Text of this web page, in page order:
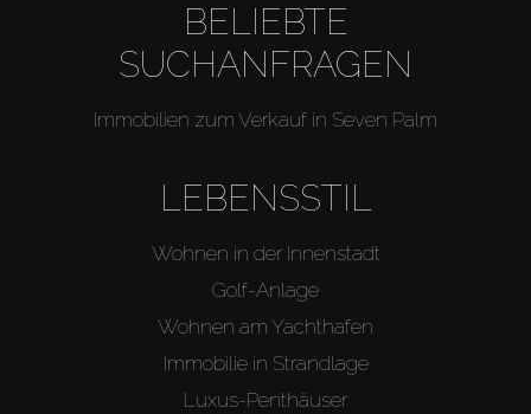
BELIEBTE
SUCHANFRAGEN
Immobilien zum Verkauf in Seven Palm
LEBENSSTIL
Wohnen in der Innenstadt
Golf-Anlage
Wohnen am Yachthafen
Immobilie in Strandlage
Luxus-Penthäuser